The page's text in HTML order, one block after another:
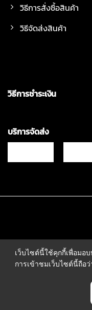
วิธีการสั่งซื้อสินค้า
วิธีจัดส่งสินค้า
วิธีการชำระเงิน
บริการจัดส่ง
เว็บไซต์นี้ใช้คุกกี้เพื่อมอ
การเข้าชมเว็บไซต์นี้ถือ